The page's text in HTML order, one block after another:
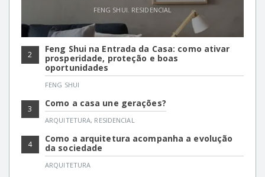
FENG SHUI, RESIDENCIAL
2
Feng Shui na Entrada da Casa: como ativar
prosperidade, proteção e boas
oportunidades
FENG SHUI
3 Como a casa une gerações?
ARQUITETURA, RESIDENCIAL
4
Como a arquitetura acompanha a evolução
da sociedade
ARQUITETURA